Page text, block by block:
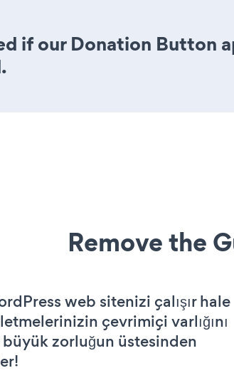
if our Donation Button
Remove the
web sitenizi çalışır hale
çevrimiçi varlığını
zorluğun üstesinden